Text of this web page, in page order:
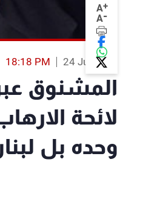
A+
A-
24 Jul 2013
18:18 PM
المشنوق
لائحة
وحده بل